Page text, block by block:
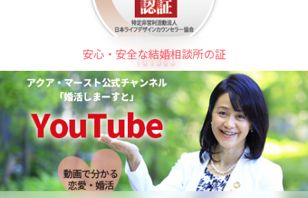
安心・安全な結婚相談所の証